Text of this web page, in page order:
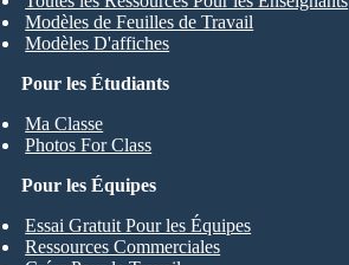
Pour les Étudiants
Ma Classe
Photos For Class
Modèles de Feuilles de Travail
Modèles D'affiches
Pour les Équipes
Essai Gratuit Pour les Équipes
Ressources Commerciales